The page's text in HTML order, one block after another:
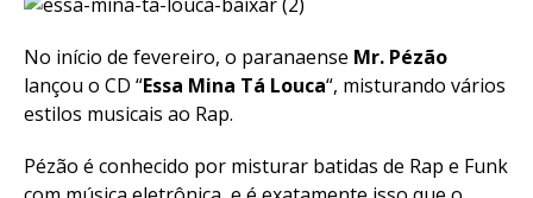
No início de fevereiro, o paranaense Mr. Pézão
lançou o CD “Essa Mina Tá Louca“, misturando vários
estilos musicais ao Rap.
Pézão é conhecido por misturar batidas de Rap e Funk